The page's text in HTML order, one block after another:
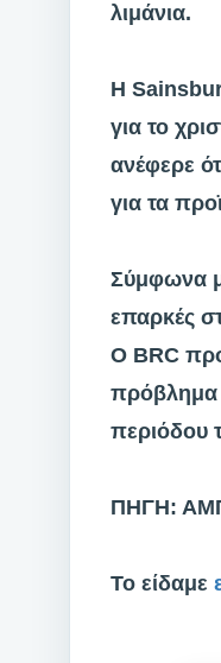
λιμάνια.
Η
για το
ανέφερε
για τα
Σύμφωνα
επαρκές
Ο BRC
πρόβλημα
περιόδου
ΠΗΓΗ:
Το είδαμε